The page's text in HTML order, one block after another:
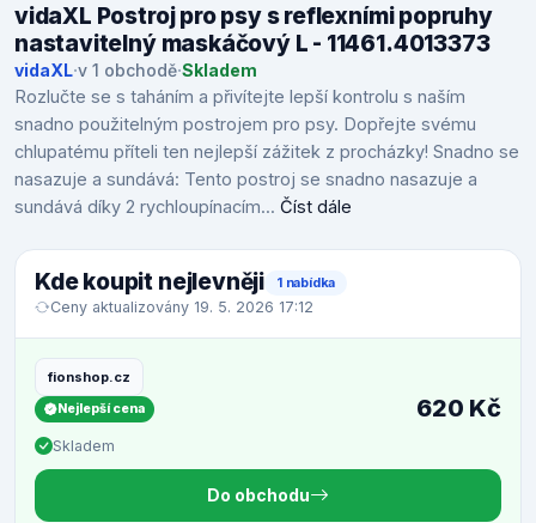
vidaXL Postroj pro psy s reflexními popruhy
nastavitelný maskáčový L - 11461.4013373
vidaXL·v 1 obchodě·Skladem
Rozlučte se s taháním a přivítejte lepší kontrolu s naším
snadno použitelným postrojem pro psy. Dopřejte svému
chlupatému příteli ten nejlepší zážitek z procházky! Snadno se
nasazuje a sundává: Tento postroj se snadno nasazuje a
sundává díky 2 rychloupínacím... Číst dále
Kde koupit nejlevněji 1 nabídka
Ceny aktualizovány 19. 5. 2026 17:12
fionshop.cz
Nejlepší cena
Skladem
620 Kč
Do obchodu